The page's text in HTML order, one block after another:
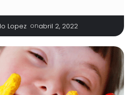
Lopez onabril 2, 2022